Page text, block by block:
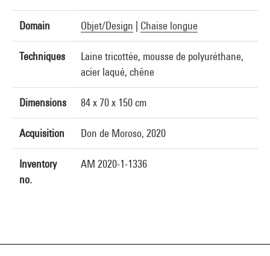
Domain Objet/Design Chaise longue
Techniques
Laine tricottée, mousse de polyuréthane,
acier laqué, chêne
Dimensions 84 x 70 x 150 cm
Acquisition Don de Moroso, 2020
Inventory
no.
AM 2020-1-1336